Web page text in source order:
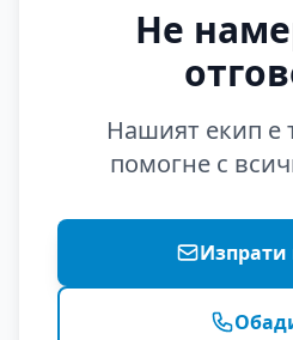
Не
Нашият екип е
помогне с